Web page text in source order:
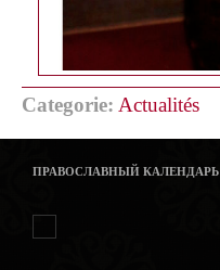
Categorie: Actualités
ПРАВОСЛАВНЫЙ КАЛЕНДАРЬ